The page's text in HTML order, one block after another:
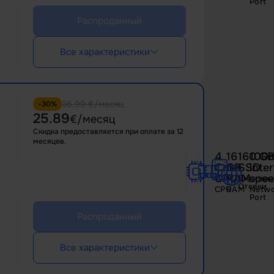
Распроданный
Все характеристики
CPU
4
Core
CPU
RAM
16
GB
RAM
Отсеки
160 GB
SSD
Port
-30% 36.99 €/месяц
25.89€/месяц
Скидка предоставляется при оплате за 12
месяцев.
Распроданный
Все характеристики